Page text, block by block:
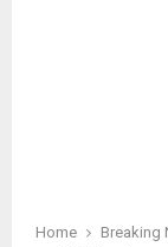
Home
Breaking